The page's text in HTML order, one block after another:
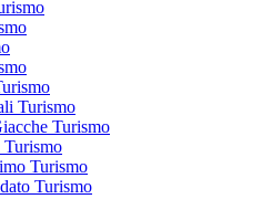
Turismo
Turismo
Turismo
Turismo